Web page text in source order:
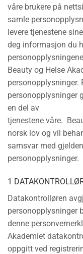
våre brukere på
samle
levere tjenestene
deg informasjon du
Beauty og Helse
personopplysninger.
personopplysninger
en del av
tjenestene våre.
norsk lov og vil
samsvar med
personopplysninger.
1
Datakontrolløren
personopplysninger
denne
Akademiet
oppgitt ved